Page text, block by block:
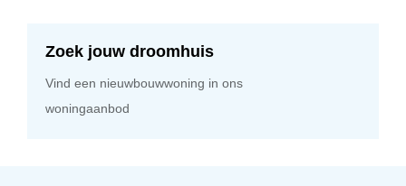
Zoek jouw droomhuis
Vind een nieuwbouwwoning in ons
woningaanbod